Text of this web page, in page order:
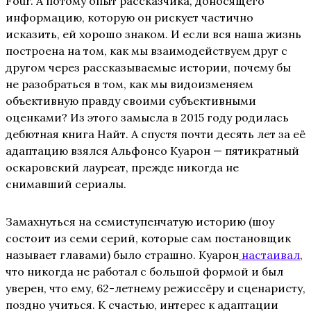
информацию, которую он рискует частично
исказить, ей хорошо знаком. И если вся наша жизнь
построена на том, как мы взаимодействуем друг с
другом через рассказываемые истории, почему бы
не разобраться в том, как мы видоизменяем
объективную правду своими субъективными
оценками? Из этого замысла в 2015 году родилась
дебютная книга Найт. А спустя почти десять лет за её
адаптацию взялся Альфонсо Куарон — пятикратный
оскаровский лауреат, прежде никогда не
снимавший сериалы.
Замахнуться на семиступенчатую историю (шоу
состоит из семи серий, которые сам постановщик
называет главами) было страшно. Куарон настаивал,
что никогда не работал с большой формой и был
уверен, что ему, 62-летнему режиссёру и сценаристу,
поздно учиться. К счастью, интерес к адаптации